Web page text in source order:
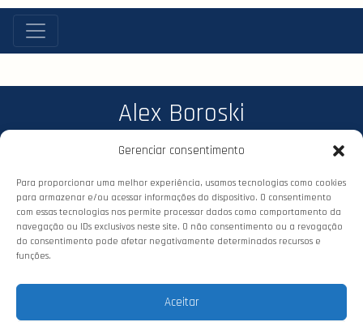
Gerenciar consentimento
Para proporcionar uma melhor experiência, usamos tecnologias como cookies
para armazenar e/ou acessar informações do dispositivo. O consentimento
com essas tecnologias nos permite processar dados como comportamento da
navegação ou IDs exclusivos neste site. O não consentimento ou a revogação
do consentimento pode afetar negativamente determinados recursos e
funções.
Aceitar
Alex Boroski
de Guppy (CCG). Todos os direitos